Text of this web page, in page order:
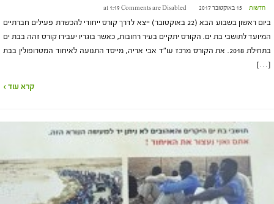
חדשות 15 באוקטובר 2017 at 1:19 Comments are Disabled
ביום ראשון בשבוע הבא (22 באוקטובר) ייצא לדרך קורס ייחודי להכשרת פעילים חברתיים
המיועד לתושבי בת ים. הקורס יתקיים בעיר רחובות, כאשר בוגריו יעבירו קורס זהה בבת ים
בתחילת 2018. את הקורס מרכז עו"ד אבי אריה, מייסד התנועה לאיחוד המטרופולין בבת
[…]
קרא עוד ›